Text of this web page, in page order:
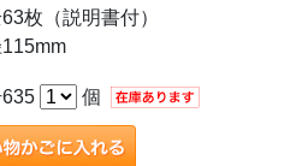
枚（説明書付）
個